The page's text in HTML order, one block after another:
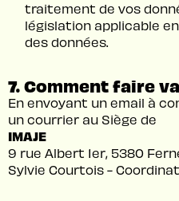
traitement de vos
législation applicable
des données.
7. Comment faire
En envoyant un email à
un courrier au Siège de
IMAJE
9 rue Albert 1er, 5380
Sylvie Courtois -